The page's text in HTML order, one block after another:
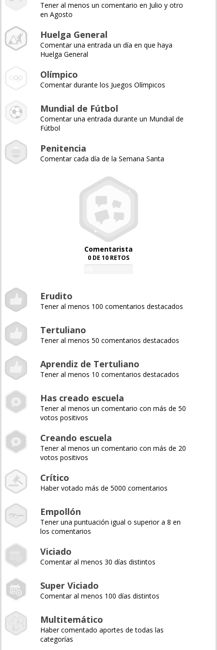
Tener al menos un comentario en Julio y otro
en Agosto
Huelga General
Comentar una entrada un día en que haya
Huelga General
Olímpico
Comentar durante los Juegos Olímpicos
Mundial de Fútbol
Comentar una entrada durante un Mundial de
Fútbol
Penitencia
Comentar cada día de la Semana Santa
Comentarista
0 DE 10 RETOS
Erudito
Tener al menos 100 comentarios destacados
Tertuliano
Tener al menos 50 comentarios destacados
Aprendiz de Tertuliano
Tener al menos 10 comentarios destacados
Has creado escuela
Tener al menos un comentario con más de 50
votos positivos
Creando escuela
Tener al menos un comentario con más de 20
votos positivos
Crítico
Haber votado más de 5000 comentarios
Empollón
Tener una puntuación igual o superior a 8 en
los comentarios
Viciado
Comentar al menos 30 días distintos
Super Viciado
Comentar al menos 100 días distintos
Multitemático
Haber comentado aportes de todas las
categorías